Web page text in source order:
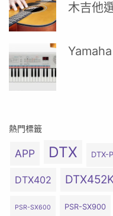
木吉他
熱門標籤
APP DTX DTX-
DTX402
PSR-SX600 PSR-SX900